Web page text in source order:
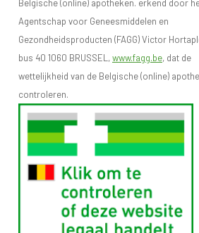
Belgische (online) apotheken. erkend door
Agentschap voor Geneesmiddelen en
Gezondheidsproducten (FAGG) Victor
bus 40 1060 BRUSSEL,www.fagg.be, dat de
wettelijkheid van de Belgische (online)
controleren.